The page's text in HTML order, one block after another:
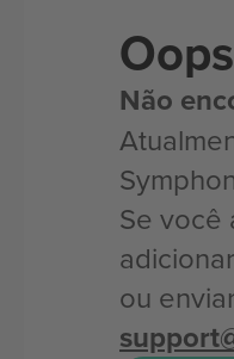
Não
Se você
ou